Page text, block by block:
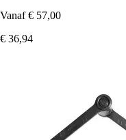
Vanaf € 57,00
€ 36,94